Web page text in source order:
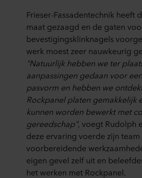
Frieser-Fassadentechnik heeft
maat gezaagd en de gaten
bevestigingsklinknagels
werk moest zeer nauwkeurig
"Natuurlijk hebben we ter
aanpassingen gedaan voor
pasvorm en hebben we
Rockpanel platen gemakkelijk
kunnen worden bewerkt met
gereedschap", voegt Rudolph
deze ervaring voerde zijn team
voorbereidende
eigen gevel zelf uit en
het werken met Rockpanel.